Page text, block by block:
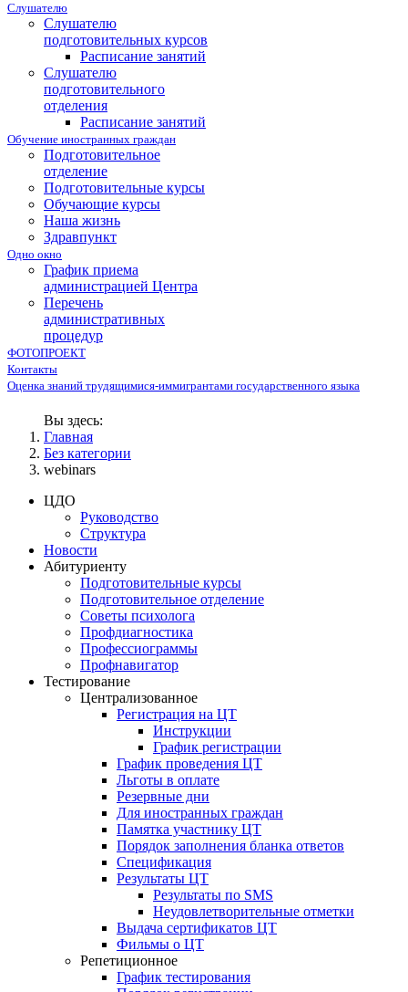
Слушателю
Слушателю
подготовительных курсов
Расписание занятий
Слушателю
подготовительного
отделения
Расписание занятий
Обучение иностранных граждан
Подготовительное
отделение
Подготовительные курсы
Обучающие курсы
Наша жизнь
Здравпункт
Одно окно
График приема
администрацией Центра
Перечень
административных
процедур
ФОТОПРОЕКТ
Контакты
Оценка знаний трудящимися-иммигрантами государственного языка
Вы здесь:
Главная
Без категории
webinars
ЦДО
Руководство
Структура
Новости
Абитуриенту
Подготовительные курсы
Подготовительное отделение
Советы психолога
Профдиагностика
Профессиограммы
Профнавигатор
Тестирование
Централизованное
Регистрация на ЦТ
Инструкции
График регистрации
График проведения ЦТ
Льготы в оплате
Резервные дни
Для иностранных граждан
Памятка участнику ЦТ
Порядок заполнения бланка ответов
Спецификация
Результаты ЦТ
Результаты по SMS
Неудовлетворительные отметки
Выдача сертификатов ЦТ
Фильмы о ЦТ
Репетиционное
График тестирования